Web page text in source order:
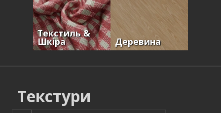
Текстиль &
Шкіра Деревина
Текстури